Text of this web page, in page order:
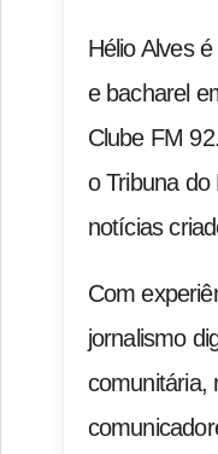
Hélio Alves
e bacharel
Clube FM
o Tribuna
notícias
Com
jornalismo
comunitária,